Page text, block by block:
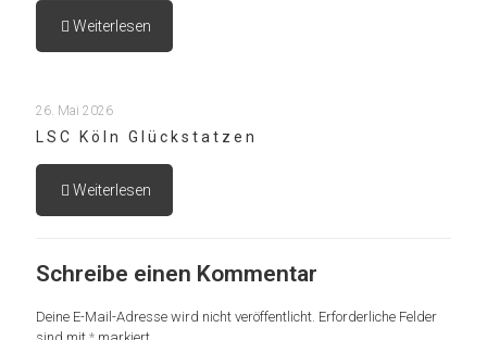
Weiterlesen
26. Mai 2026
LSC Köln Glückstatzen
Weiterlesen
Schreibe einen Kommentar
Deine E-Mail-Adresse wird nicht veröffentlicht. Erforderliche Felder